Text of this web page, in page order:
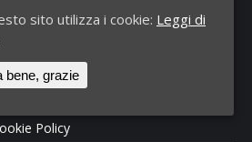
Trasparente
Policy
sito utilizza i cookie: Leggi di
bene, grazie